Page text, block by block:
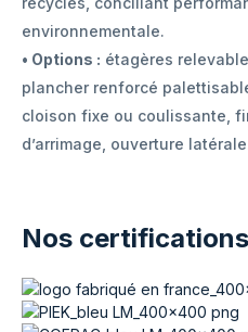
environnementale.
• Options : étagères
plancher renforcé
cloison fixe ou coulissante,
d’arrimage, ouverture
Nos certifications